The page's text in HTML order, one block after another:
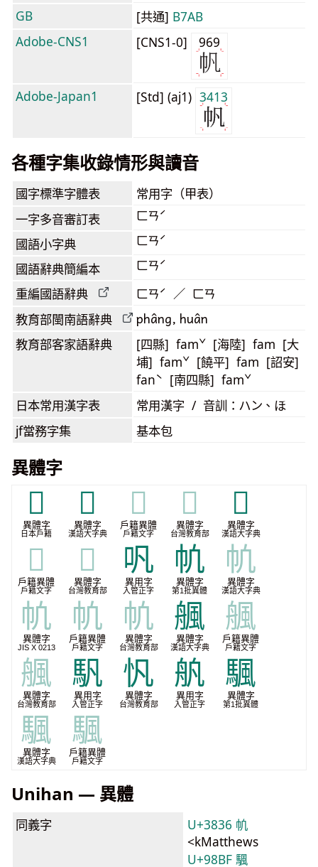
GB
[共通] B7AB
Adobe-CNS1
[CNS1-0] 969
Adobe-Japan1 [Std] (aj1) 3413
各種字集收錄情形與讀音
國字標準字體表 常用字（甲表）
一字多音審訂表 ㄈㄢˊ
國語小字典 ㄈㄢˊ
國語辭典簡編本 ㄈㄢˊ
重編國語辭典 ㄈㄢˊ ／ ㄈㄢ
教育部閩南語辭典 phâng, huân
教育部客家語辭典
[四縣] famˇ [海陸] fam [大
埔] famˇ [饒平] fam [詔安]
fanˋ [南四縣] famˇ
日本常用漢字表 常用漢字 / 音訓：ハン、ほ
jf當務字集 基本包
異體字
𢁒
異體字
日本戶籍
𤖫
異體字
漢語大字典
𤖫
戶籍異體
戶籍文字
𤖫
異體字
台灣教育部
𩗋
異體字
漢語大字典
𩗋
戶籍異體
戶籍文字
𩗋
異體字
台灣教育部
㕨
異用字
入管正字
㠶
異體字
第1批異體
㠶
異體字
漢語大字典
㠶
異體字
JIS X 0213
㠶
戶籍異體
戶籍文字
㠶
異體字
台灣教育部
䑺
異體字
漢語大字典
䑺
戶籍異體
戶籍文字
䑺
異體字
台灣教育部
䭵
異用字
入管正字
忛
異體字
台灣教育部
舧
異用字
入管正字
颿
異體字
第1批異體
颿
異體字
漢語大字典
颿
戶籍異體
戶籍文字
Unihan — 異體
同義字
U+3836 㠶
<kMatthews
U+98BF 颿